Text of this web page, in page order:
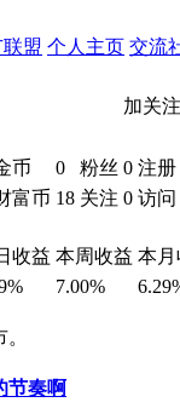
盟 个人主页 交流
加关注
币 0 粉丝 0 注册
富币 18 关注 0 访问
收益 本周收益 本月
7.00%
节奏啊